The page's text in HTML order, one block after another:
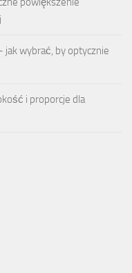
jak wybrać, by optycznie
i proporcje dla